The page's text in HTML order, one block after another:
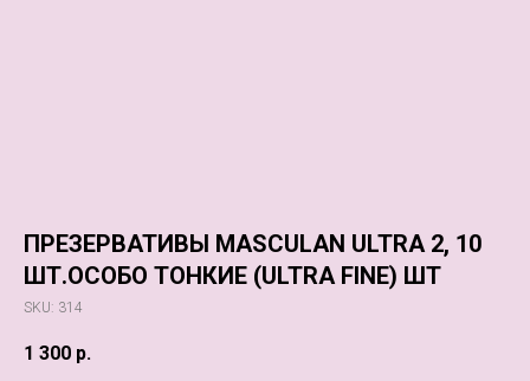
ПРЕЗЕРВАТИВЫ MASCULAN ULTRA 2, 10
ШТ.ОСОБО ТОНКИЕ (ULTRA FINE) ШТ
SKU: 314
1 300 р.